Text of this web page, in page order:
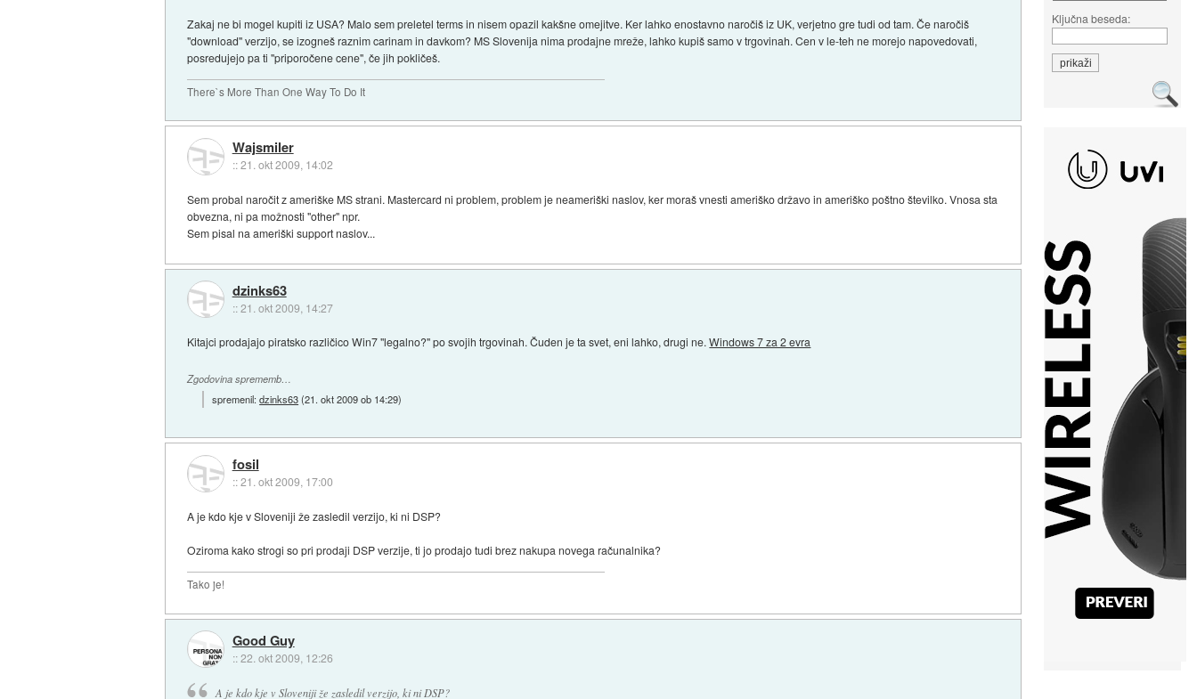
Ključna beseda:
Zakaj ne bi mogel kupiti iz USA? Malo sem preletel terms in nisem opazil kakšne omejitve. Ker lahko enostavno naročiš iz UK, verjetno gre tudi od tam. Če naročiš
"download" verzijo, se izogneš raznim carinam in davkom? MS Slovenija nima prodajne mreže, lahko kupiš samo v trgovinah. Cen v le-teh ne morejo napovedovati,
posredujejo pa ti "priporočene cene", če jih pokličeš.
There`s More Than One Way To Do It
Wajsmiler
::21. okt 2009, 14:02
Sem probal naročit z ameriške MS strani. Mastercard ni problem, problem je neameriški naslov, ker moraš vnesti ameriško državo in ameriško poštno številko. Vnosa sta
obvezna, ni pa možnosti "other" npr.
Sem pisal na ameriški support naslov...
dzinks63
::21. okt 2009, 14:27
Kitajci prodajajo piratsko različico Win7 "legalno?" po svojih trgovinah. Čuden je ta svet, eni lahko, drugi ne.Windows 7 za 2 evra
Zgodovina sprememb…
spremenil:dzinks63(21. okt 2009 ob 14:29)
fosil
::21. okt 2009, 17:00
A je kdo kje v Sloveniji že zasledil verzijo, ki ni DSP?
Oziroma kako strogi so pri prodaji DSP verzije, ti jo prodajo tudi brez nakupa novega računalnika?
Tako je!
Good Guy
::22. okt 2009, 12:26
A je kdo kje v Sloveniji že zasledil verzijo, ki ni DSP?